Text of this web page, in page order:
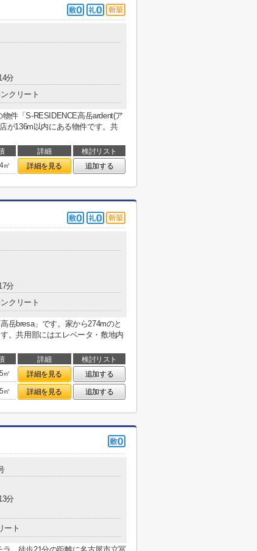
分
クリート
件「S-RESIDENCE高岳ardent(ア
が136m以内にある物件です。共
詳細
検討リスト
㎡ 詳細を見る 追加する
分
クリート
岳bresa」です。家から274mのと
。共用部にはエレベータ・敷地内
詳細
検討リスト
㎡ 詳細を見る
追加する
㎡ 詳細を見る 追加する
分
ート